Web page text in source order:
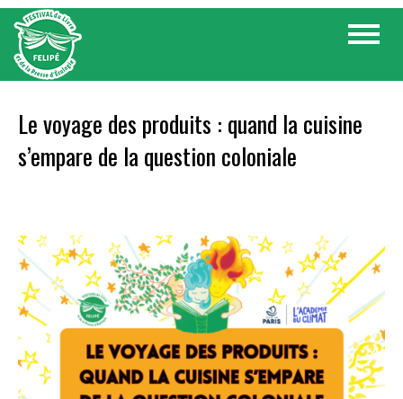
Skip
content
Toggle
Le voyage des produits : quand la cuisine
s’empare de la question coloniale